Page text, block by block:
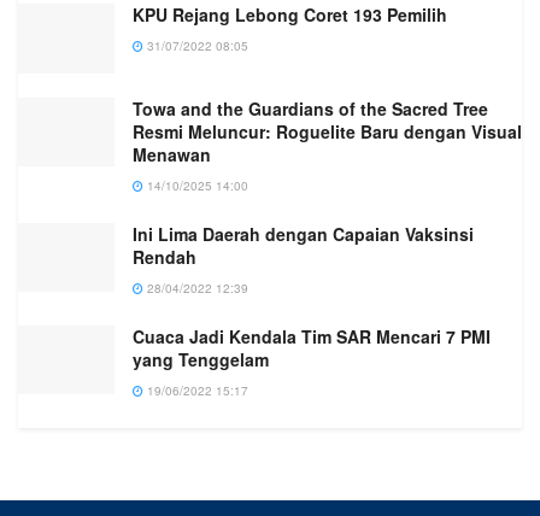
KPU Rejang Lebong Coret 193 Pemilih
31/07/2022 08:05
Towa and the Guardians of the Sacred Tree
Resmi Meluncur: Roguelite Baru dengan Visual
Menawan
14/10/2025 14:00
Ini Lima Daerah dengan Capaian Vaksinsi
Rendah
28/04/2022 12:39
Cuaca Jadi Kendala Tim SAR Mencari 7 PMI
yang Tenggelam
19/06/2022 15:17